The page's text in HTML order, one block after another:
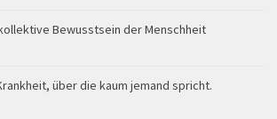
Bewusstsein der Menschheit
über die kaum jemand spricht.